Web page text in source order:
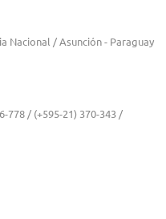
Nacional / Asunción - Paraguay
778 / (+595-21) 370-343 /